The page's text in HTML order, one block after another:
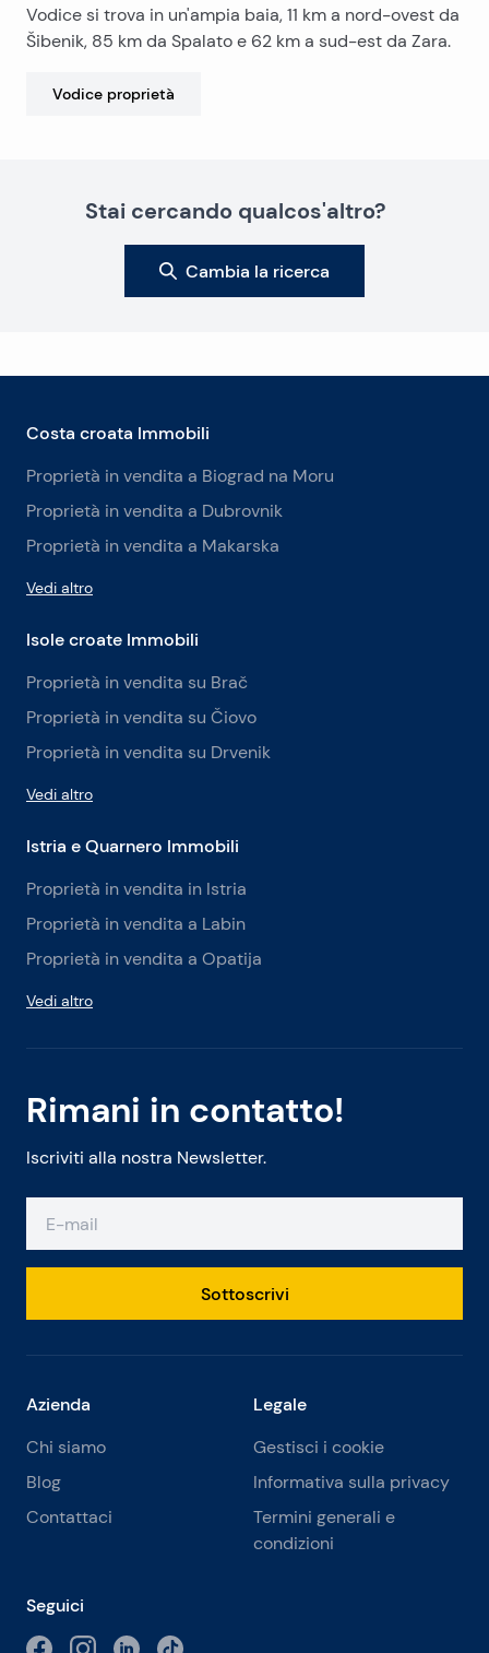
Vodice si trova in un'ampia baia, 11 km a nord-ovest da
Šibenik, 85 km da Spalato e 62 km a sud-est da Zara.
Vodice proprietà
Stai cercando qualcos'altro?
Cambia la ricerca
Rimani in contatto!
Iscriviti alla nostra Newsletter.
Sottoscrivi
Costa croata Immobili
Proprietà in vendita a Biograd na Moru
Proprietà in vendita a Dubrovnik
Proprietà in vendita a Makarska
Vedi altro
Isole croate Immobili
Proprietà in vendita su Brač
Proprietà in vendita su Čiovo
Proprietà in vendita su Drvenik
Vedi altro
Istria e Quarnero Immobili
Proprietà in vendita in Istria
Proprietà in vendita a Labin
Proprietà in vendita a Opatija
Vedi altro
Azienda
Chi siamo
Blog
Contattaci
Legale
Gestisci i cookie
Informativa sulla privacy
Termini generali e
condizioni
Seguici